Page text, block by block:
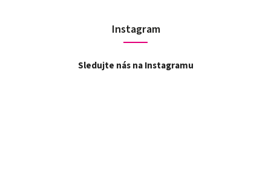
Instagram
Sledujte nás na Instagramu